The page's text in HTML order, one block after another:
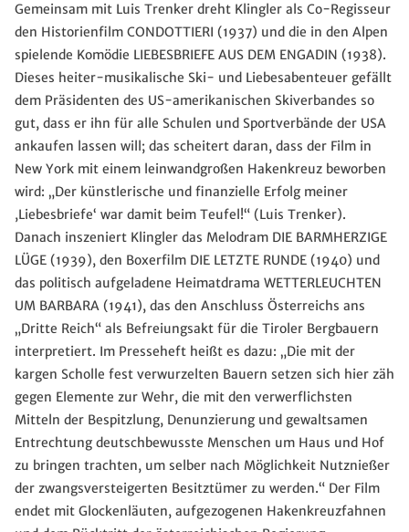
Gemeinsam mit Luis Trenker dreht Klingler als Co-Regisseur
den Historienfilm CONDOTTIERI (1937) und die in den Alpen
spielende Komödie LIEBESBRIEFE AUS DEM ENGADIN (1938).
Dieses heiter-musikalische Ski- und Liebesabenteuer gefällt
dem Präsidenten des US-amerikanischen Skiverbandes so
gut, dass er ihn für alle Schulen und Sportverbände der USA
ankaufen lassen will; das scheitert daran, dass der Film in
New York mit einem leinwandgroßen Hakenkreuz beworben
wird: „Der künstlerische und finanzielle Erfolg meiner
,Liebesbriefe‘ war damit beim Teufel!“ (Luis Trenker).
Danach inszeniert Klingler das Melodram DIE BARMHERZIGE
LÜGE (1939), den Boxerfilm DIE LETZTE RUNDE (1940) und
das politisch aufgeladene Heimatdrama WETTERLEUCHTEN
UM BARBARA (1941), das den Anschluss Österreichs ans
„Dritte Reich“ als Befreiungsakt für die Tiroler Bergbauern
interpretiert. Im Presseheft heißt es dazu: „Die mit der
kargen Scholle fest verwurzelten Bauern setzen sich hier zäh
gegen Elemente zur Wehr, die mit den verwerflichsten
Mitteln der Bespitzlung, Denunzierung und gewaltsamen
Entrechtung deutschbewusste Menschen um Haus und Hof
zu bringen trachten, um selber nach Möglichkeit Nutznießer
der zwangsversteigerten Besitztümer zu werden.“ Der Film
endet mit Glockenläuten, aufgezogenen Hakenkreuzfahnen